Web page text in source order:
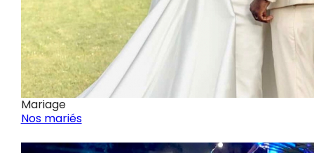
Mariage
Nos mariés